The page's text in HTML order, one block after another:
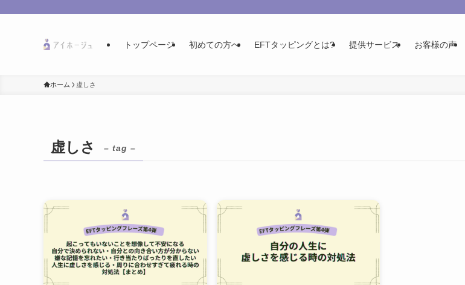
トップページ 初めての方へ EFTタッピングとは? 提供サービス お客様の声
ホーム 虚しさ
虚しさ – tag –